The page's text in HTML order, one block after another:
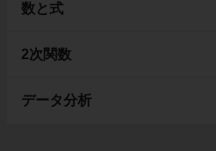
数と式
2次関数
データ分析